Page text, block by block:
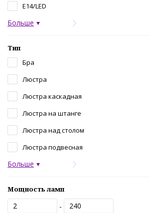
Е14/LED
Больше
Тип
Бра
Люстра
Люстра каскадная
Люстра на штанге
Люстра над столом
Люстра подвесная
Больше
Мощность ламп
-